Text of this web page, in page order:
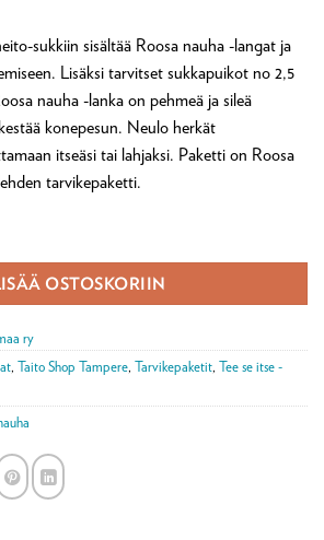
sukkiin sisältää Roosa nauha -langat ja
Lisäksi tarvitset sukkapuikot no 2,5
nauha -lanka on pehmeä ja sileä
konepesun. Neulo herkät
itseäsi tai lahjaksi. Paketti on Roosa
tarvikepaketti.
OSTOSKORIIN
ry
, Taito Shop Tampere, Tarvikepaketit, Tee se itse -